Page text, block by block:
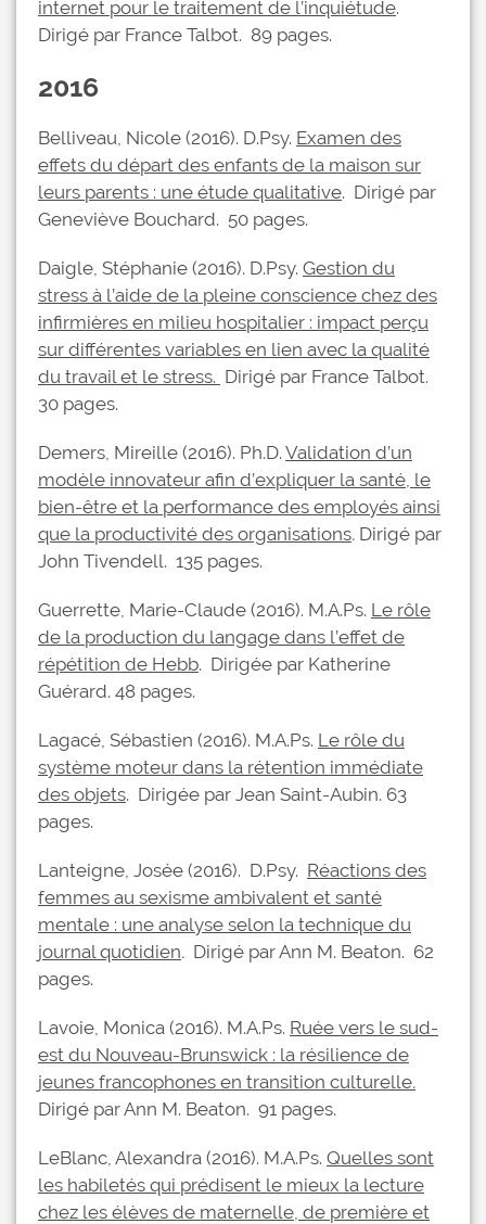
internet pour le traitement de l’inquiétude.
Dirigé par France Talbot. 89 pages.
2016
Belliveau, Nicole (2016). D.Psy. Examen des
effets du départ des enfants de la maison sur
leurs parents : une étude qualitative. Dirigé par
Geneviève Bouchard. 50 pages.
Daigle, Stéphanie (2016). D.Psy. Gestion du
stress à l’aide de la pleine conscience chez des
infirmières en milieu hospitalier : impact perçu
sur différentes variables en lien avec la qualité
du travail et le stress. Dirigé par France Talbot.
30 pages.
Demers, Mireille (2016). Ph.D. Validation d’un
modèle innovateur afin d’expliquer la santé, le
bien-être et la performance des employés ainsi
que la productivité des organisations. Dirigé par
John Tivendell. 135 pages.
Guerrette, Marie-Claude (2016). M.A.Ps. Le rôle
de la production du langage dans l’effet de
répétition de Hebb. Dirigée par Katherine
Guérard. 48 pages.
Lagacé, Sébastien (2016). M.A.Ps. Le rôle du
système moteur dans la rétention immédiate
des objets. Dirigée par Jean Saint-Aubin. 63
pages.
Lanteigne, Josée (2016). D.Psy. Réactions des
femmes au sexisme ambivalent et santé
mentale : une analyse selon la technique du
journal quotidien. Dirigé par Ann M. Beaton. 62
pages.
Lavoie, Monica (2016). M.A.Ps. Ruée vers le sud-
est du Nouveau-Brunswick : la résilience de
jeunes francophones en transition culturelle.
Dirigé par Ann M. Beaton. 91 pages.
LeBlanc, Alexandra (2016). M.A.Ps. Quelles sont
les habiletés qui prédisent le mieux la lecture
chez les élèves de maternelle, de première et